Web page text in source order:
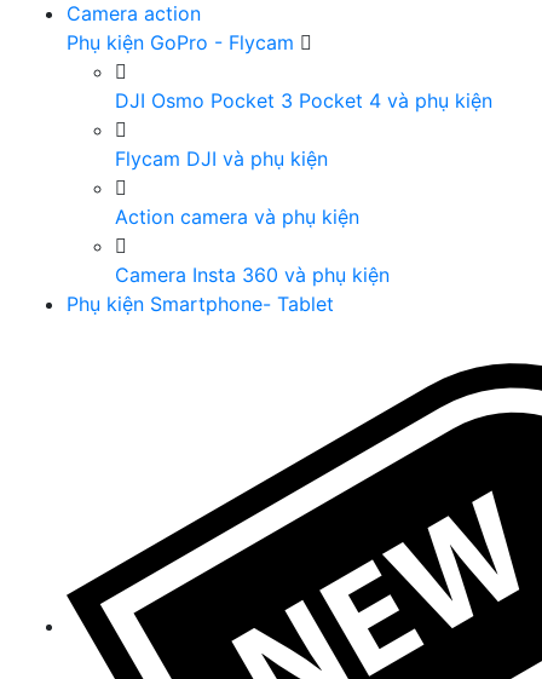
Camera action
Phụ kiện GoPro - Flycam
DJI Osmo Pocket 3 Pocket 4 và phụ kiện
Flycam DJI và phụ kiện
Action camera và phụ kiện
Camera Insta 360 và phụ kiện
Phụ kiện Smartphone- Tablet